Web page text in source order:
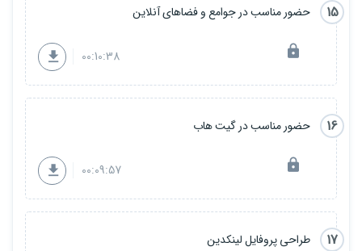
15 حضور مناسب در جوامع و فضاهای آنلاین
00:10:38
16 حضور مناسب در گیت هاب
00:09:57
17 طراحی پروفایل لینکدین